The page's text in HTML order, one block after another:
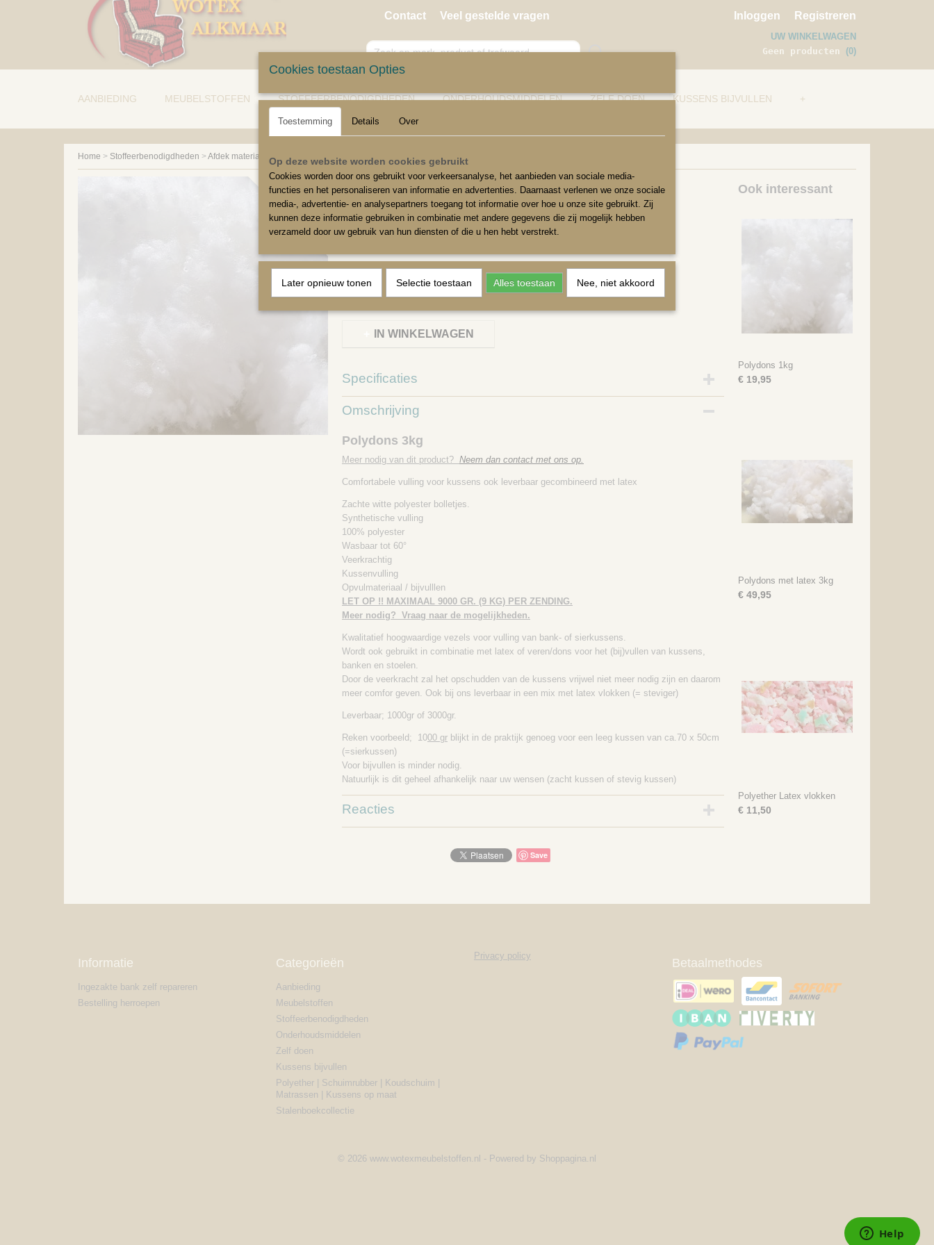
Contact Veel gestelde vragen Inloggen Registreren
UW WINKELWAGEN
Geen producten (0)
AANBIEDING MEUBELSTOFFEN STOFFEERBENODIGDHEDEN ONDERHOUDSMIDDELEN ZELF DOEN KUSSENS BIJVULLEN +
Home > Stoffeerbenodigdheden >Afdek materiaal > Polydons 3kg
3 kg.
Polydons 3kg
€ 53,70
Aantal
IN WINKELWAGEN
Specificaties
Productcode
Omschrijving
Polydons 3kg
Meer nodig van dit product? Neem dan contact met ons op.
Comfortabele vulling voor kussens ook leverbaar gecombineerd met latex
Zachte witte polyester bolletjes.
Synthetische vulling
100% polyester
Wasbaar tot 60°
Veerkrachtig
Kussenvulling
Opvulmateriaal / bijvulllen
LET OP !! MAXIMAAL 9000 GR. (9 KG) PER ZENDING.
Meer nodig? Vraag naar de mogelijkheden.
Kwalitatief hoogwaardige vezels voor vulling van bank- of sierkussens.
Wordt ook gebruikt in combinatie met latex of veren/dons voor het (bij)vullen van kussens,
banken en stoelen.
Door de veerkracht zal het opschudden van de kussens vrijwel niet meer nodig zijn en daarom
meer comfor geven. Ook bij ons leverbaar in een mix met latex vlokken (= steviger)
Leverbaar; 1000gr of 3000gr.
Reken voorbeeld; 1000 gr blijkt in de praktijk genoeg voor een leeg kussen van ca.70 x 50cm
(=sierkussen)
Voor bijvullen is minder nodig.
Natuurlijk is dit geheel afhankelijk naar uw wensen (zacht kussen of stevig kussen)
Reacties
Save
Ook interessant
Polydons 1kg
€ 19,95
Polydons met latex 3kg
€ 49,95
Polyether Latex vlokken
€ 11,50
Informatie
Ingezakte bank zelf repareren
Bestelling herroepen
Categorieën
Aanbieding
Meubelstoffen
Stoffeerbenodigdheden
Onderhoudsmiddelen
Zelf doen
Kussens bijvullen
Polyether | Schuimrubber | Koudschuim |
Matrassen | Kussens op maat
Stalenboekcollectie
Privacy policy
Betaalmethodes
© 2026 www.wotexmeubelstoffen.nl - Powered by Shoppagina.nl
Cookies toestaan Opties
Toestemming Details Over
Op deze website worden cookies gebruikt
Cookies worden door ons gebruikt voor verkeersanalyse, het aanbieden van sociale media-
functies en het personaliseren van informatie en advertenties. Daarnaast verlenen we onze sociale
media-, advertentie- en analysepartners toegang tot informatie over hoe u onze site gebruikt. Zij
kunnen deze informatie gebruiken in combinatie met andere gegevens die zij mogelijk hebben
verzameld door uw gebruik van hun diensten of die u hen hebt verstrekt.
Later opnieuw tonen Selectie toestaan Alles toestaan Nee, niet akkoord